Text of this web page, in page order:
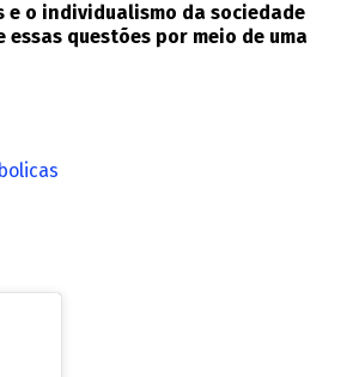
e o individualismo da sociedade
questões por meio de uma